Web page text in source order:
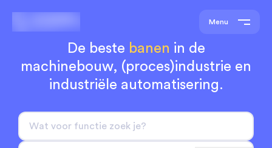
Menu
De beste banen in de
machinebouw, (proces)industrie en
industriële automatisering.